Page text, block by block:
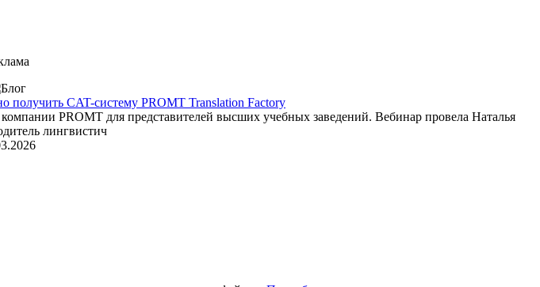
получить CAT-систему PROMT Translation Factory
PROMT для представителей высших учебных заведений. Вебинар провела Наталья
лингвистич